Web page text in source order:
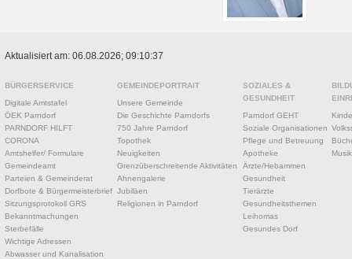
Aktualisiert am: 06.08.2026; 09:10:37
BÜRGERSERVICE
Digitale Amtstafel
ÖEK Parndorf
PARNDORF HILFT
CORONA
Amtshelfer/ Formulare
Gemeindeamt
Parteien & Gemeinderat
Dorfbote & Bürgermeisterbrief
Sitzungsprotokoll GRS
Bekanntmachungen
Sterbefälle
Wichtige Adressen
Abwasser und Kanalisation
GEMEINDEPORTRAIT
Unsere Gemeinde
Die Geschichte Parndorfs
750 Jahre Parndorf
Topothek
Neuigkeiten
Grenzüberschreitende Aktivitäten
Ahnengalerie
Jubiläen
Religionen in Parndorf
SOZIALES &
GESUNDHEIT
Parndorf GEHT
Soziale Organisationen
Pflege und Betreuung
Apotheke
Ärzte/Hebammen
Gesundheit
Tierärzte
Gesundheitsthemen
Leihomas
Gesundes Dorf